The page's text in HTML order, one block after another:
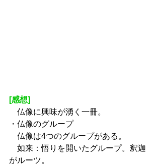
[感想]
仏像に興味が湧く一冊。
・仏像のグループ
仏像は4つのグループがある。
如来：悟りを開いたグループ。釈迦
がルーツ。